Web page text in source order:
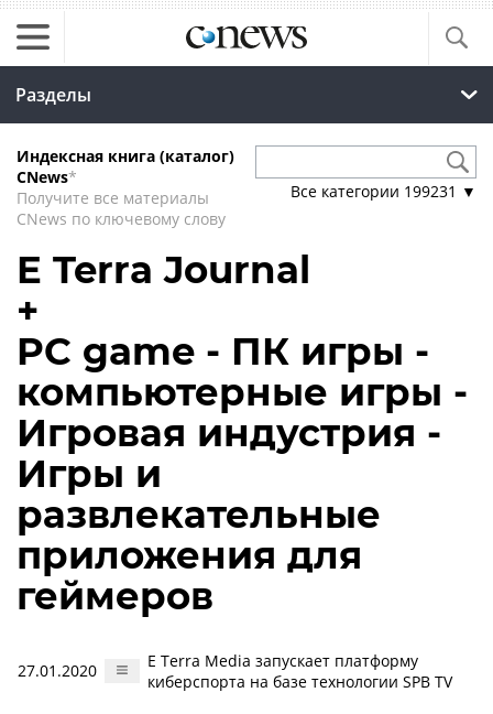
Разделы
Индексная книга (каталог)
CNews*
Получите все материалы
CNews по ключевому слову
Все категории 199231 ▼
E Terra Journal
+
PC game - ПК игры -
компьютерные игры -
Игровая индустрия -
Игры и
развлекательные
приложения для
геймеров
27.01.2020
E Terra Media запускает платформу
киберспорта на базе технологии SPB TV